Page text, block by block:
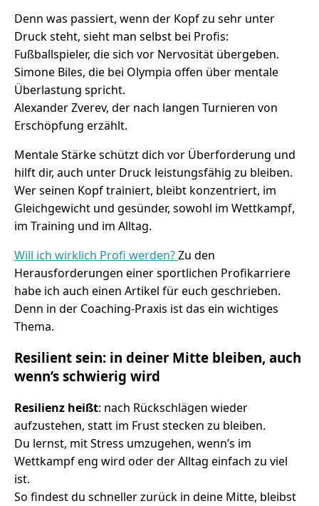
Denn was passiert, wenn der Kopf zu sehr unter
Druck steht, sieht man selbst bei Profis:
Fußballspieler, die sich vor Nervosität übergeben.
Simone Biles, die bei Olympia offen über mentale
Überlastung spricht.
Alexander Zverev, der nach langen Turnieren von
Erschöpfung erzählt.
Mentale Stärke schützt dich vor Überforderung und
hilft dir, auch unter Druck leistungsfähig zu bleiben.
Wer seinen Kopf trainiert, bleibt konzentriert, im
Gleichgewicht und gesünder, sowohl im Wettkampf,
im Training und im Alltag.
Will ich wirklich Profi werden?Zu den
Herausforderungen einer sportlichen Profikarriere
habe ich auch einen Artikel für euch geschrieben.
Denn in der Coaching-Praxis ist das ein wichtiges
Thema.
Resilient sein: in deiner Mitte bleiben, auch
wenn’s schwierig wird
Resilienz heißt: nach Rückschlägen wieder
aufzustehen, statt im Frust stecken zu bleiben.
Du lernst, mit Stress umzugehen, wenn’s im
Wettkampf eng wird oder der Alltag einfach zu viel
ist.
So findest du schneller zurück in deine Mitte, bleibst